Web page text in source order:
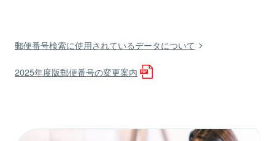
郵便番号検索に使用されているデータについて
2025年度版郵便番号の変更案内